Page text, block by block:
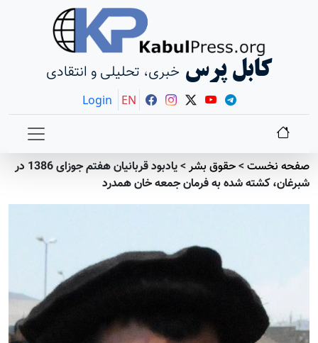
کابل پرس خبری، تحلیلی و انتقادی
Login EN
صفحه نخست>حقوق بشر>
یادبود قربانیان هفتم جوزای 1386 در
شبرغان، کشته شده به فرمان جمعه خان همدرد